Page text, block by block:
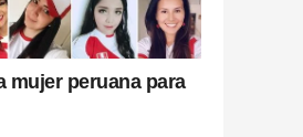
mujer peruana para